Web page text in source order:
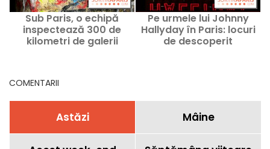
Sub Paris, o echipă
inspectează 300 de
kilometri de galerii
Pe urmele lui Johnny
Hallyday în Paris: locuri
de descoperit
COMENTARII
Astăzi Mâine